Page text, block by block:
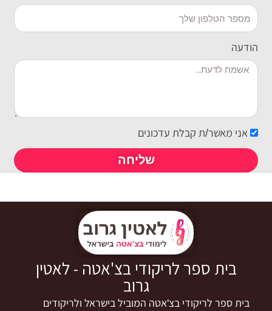
הודעה
אני מאשר/ת קבלת עדכונים
שליחה
בית ספר לריקודי בצ'אטה - לאטין
גרוב
בית ספר לריקודי בצ'אטה המוביל בישראל ולריקודים